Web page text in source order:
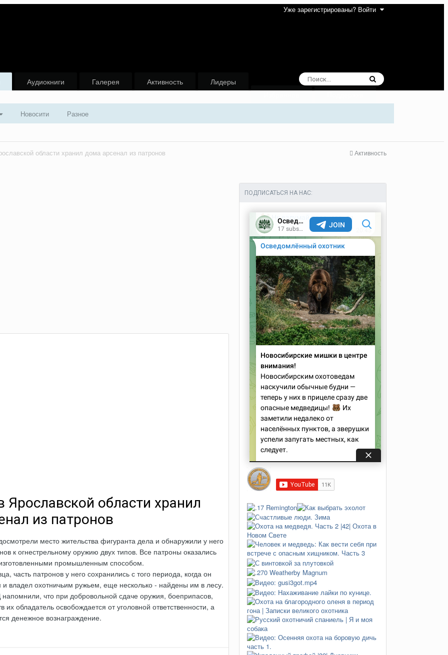
Уже зарегистрированы? Войти
Новосити Разное
Аудиокниги Галерея Активность
Лидеры
Активность
области хранил дома арсенал из патронов
Ярославской области хранил
из патронов
место жительства фигуранта дела и обнаружили у него
к огнестрельному оружию двух типов. Все патроны оказались
промышленным способом.
часть патронов у него сохранились с того периода, когда он
и владел охотничьим ружьем, еще несколько - найдены им в лесу.
что при добровольной сдаче оружия, боеприпасов,
их обладатель освобождается от уголовной ответственности, а
денежное вознаграждение.
ПОДПИСАТЬСЯ НА НАС: